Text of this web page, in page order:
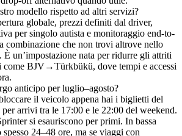
modello rispetto ad altri servizi?
globale, prezzi definiti dal driver,
per singolo autista e monitoraggio end-to-
combinazione che non trovi altrove nello
È un’impostazione nata per ridurre gli attriti
come BJV→Türkbükü, dove tempi e accessi
anticipo per luglio–agosto?
il veicolo appena hai i biglietti del
arrivi tra le 17:00 e le 22:00 del weekend.
si esauriscono per primi. In bassa
spesso 24–48 ore, ma se viaggi con